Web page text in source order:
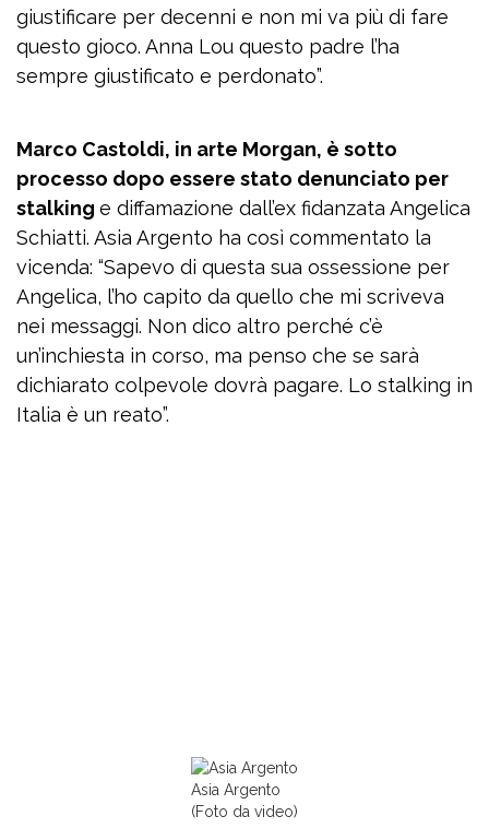
giustificare per decenni e non mi va più di fare
questo gioco. Anna Lou questo padre l’ha
sempre giustificato e perdonato”.
Marco Castoldi, in arte Morgan, è sotto
processo dopo essere stato denunciato per
stalking e diffamazione dall’ex fidanzata Angelica
Schiatti. Asia Argento ha così commentato la
vicenda: “Sapevo di questa sua ossessione per
Angelica, l’ho capito da quello che mi scriveva
nei messaggi. Non dico altro perché c’è
un’inchiesta in corso, ma penso che se sarà
dichiarato colpevole dovrà pagare. Lo stalking in
Italia è un reato”.
Asia Argento
(Foto da video)